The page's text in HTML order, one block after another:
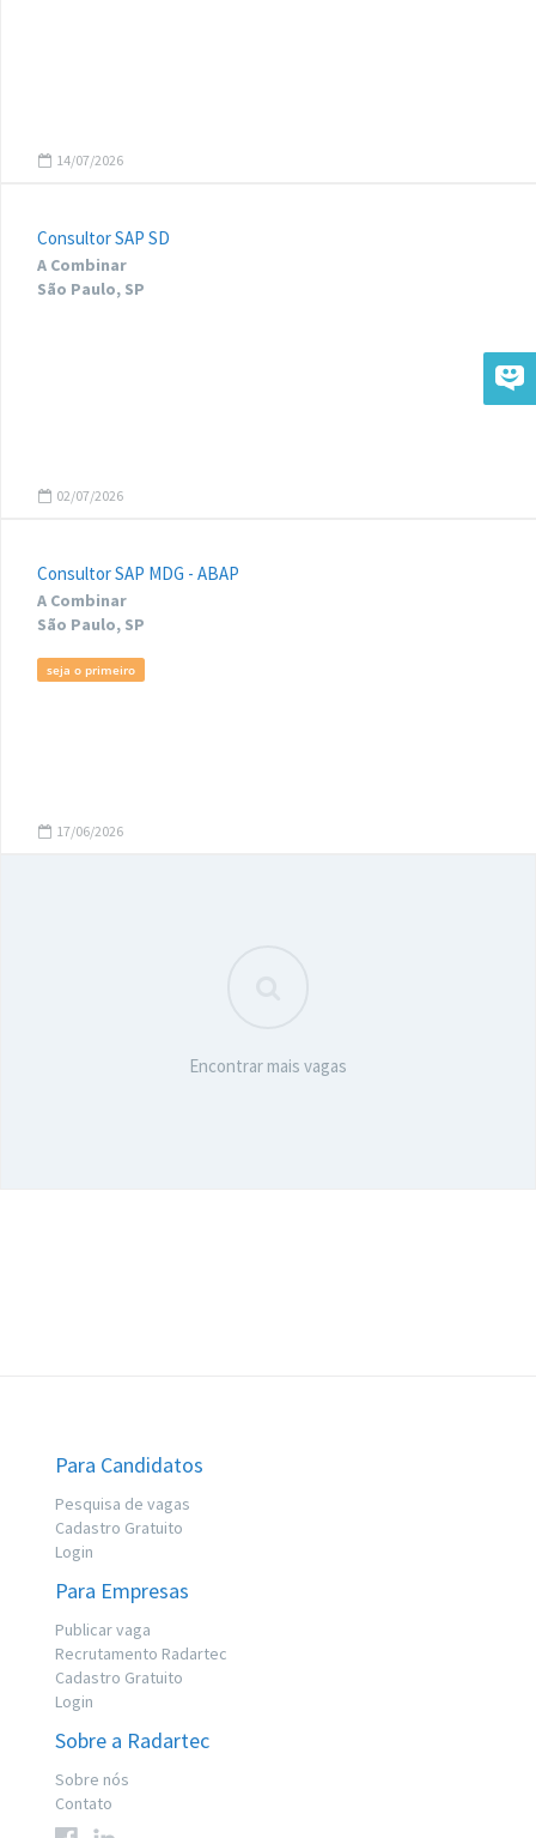
14/07/2026
Consultor SAP SD
A Combinar
São Paulo, SP
02/07/2026
Consultor SAP MDG - ABAP
A Combinar
São Paulo, SP
seja o primeiro
17/06/2026
Encontrar mais vagas
Para Candidatos
Pesquisa de vagas
Cadastro Gratuito
Login
Para Empresas
Publicar vaga
Recrutamento Radartec
Cadastro Gratuito
Login
Sobre a Radartec
Sobre nós
Contato